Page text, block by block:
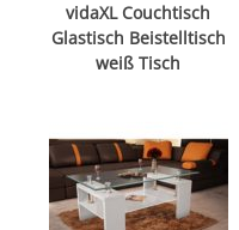
vidaXL Couchtisch
Glastisch Beistelltisch
weiß Tisch